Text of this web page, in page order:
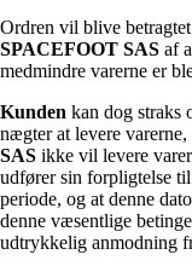
Ordren vil blive
SPACEFOOT SAS af
medmindre varerne er
Kunden kan dog straks
nægter at levere
SAS ikke vil levere
udfører sin forpligtelse
periode, og at denne
denne væsentlige
udtrykkelig anmodning